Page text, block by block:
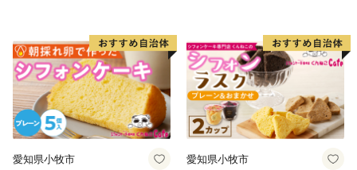
愛知県小牧市 愛知県小牧市